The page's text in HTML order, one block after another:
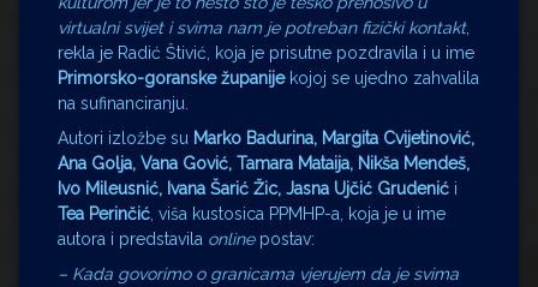
virtualni svijet i svima nam je potreban fizički kontakt,
rekla je Radić Štivić, koja je prisutne pozdravila i u ime
Primorsko-goranske županijekojoj se ujedno zahvalila
na sufinanciranju.
Autori izložbe su Marko Badurina, Margita Cvijetinović,
Ana Golja, Vana Gović, Tamara Mataija, Nikša Mendeš,
Ivo Mileusnić, Ivana Šarić Žic, Jasna Ujčić Grudenić i
Tea Perinčić , viša kustosica PPMHP-a, koja je u ime
autora i predstavila onlinepostav:
– Kada govorimo o granicama vjerujem da je svima